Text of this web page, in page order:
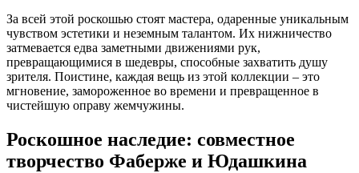
За всей этой роскошью стоят мастера, одаренные уникальным
чувством эстетики и неземным талантом. Их нижничество
затмевается едва заметными движениями рук,
превращающимися в шедевры, способные захватить душу
зрителя. Поистине, каждая вещь из этой коллекции – это
мгновение, замороженное во времени и превращенное в
чистейшую оправу жемчужины.
Роскошное наследие: совместное
творчество Фаберже и Юдашкина